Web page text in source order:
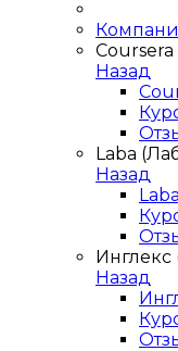
Coursera
Назад
Laba
Назад
Инглекс
Назад